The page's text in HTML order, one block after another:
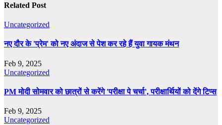
Related Post
Uncategorized
नए दौर के 'प्रेम' को नए अंदाज से पेश कर रहे हैं युवा गायक मंथन
Feb 9, 2025
Uncategorized
PM मोदी सोमवार को छात्रों से करेंगे 'परीक्षा पे चर्चा', परीक्षार्थियों को देंगे टिप्स
Feb 9, 2025
Uncategorized